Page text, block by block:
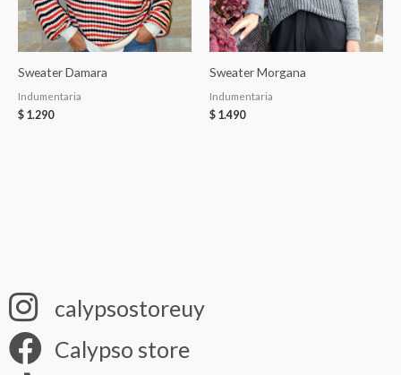
Sweater Damara
Indumentaria
$ 1.290
Sweater Morgana
Indumentaria
$ 1.490
calypsostoreuy
Calypso store